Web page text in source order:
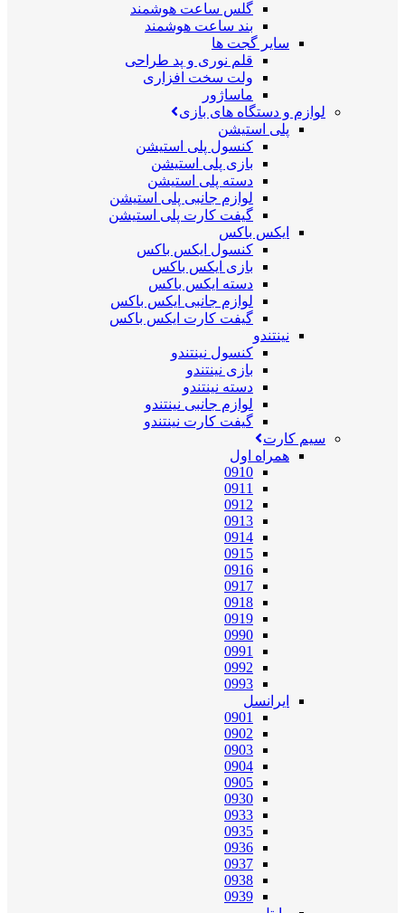
گلس ساعت هوشمند
بند ساعت هوشمند
سایر گجت ها
قلم نوری و پد طراحی
ولت سخت افزاری
ماساژور
لوازم و دستگاه های بازی
پلی استیشن
کنسول پلی استیشن
بازی پلی استیشن
دسته پلی استیشن
لوازم جانبی پلی استیشن
گیفت کارت پلی استیشن
ایکس باکس
کنسول ایکس باکس
بازی ایکس باکس
دسته ایکس باکس
لوازم جانبی ایکس باکس
گیفت کارت ایکس باکس
نینتندو
کنسول نینتندو
بازی نینتندو
دسته نینتندو
لوازم جانبی نینتندو
گیفت کارت نینتندو
سیم کارت
همراه اول
0910
0911
0912
0913
0914
0915
0916
0917
0918
0919
0990
0991
0992
0993
ایرانسل
0901
0902
0903
0904
0905
0930
0933
0935
0936
0937
0938
0939